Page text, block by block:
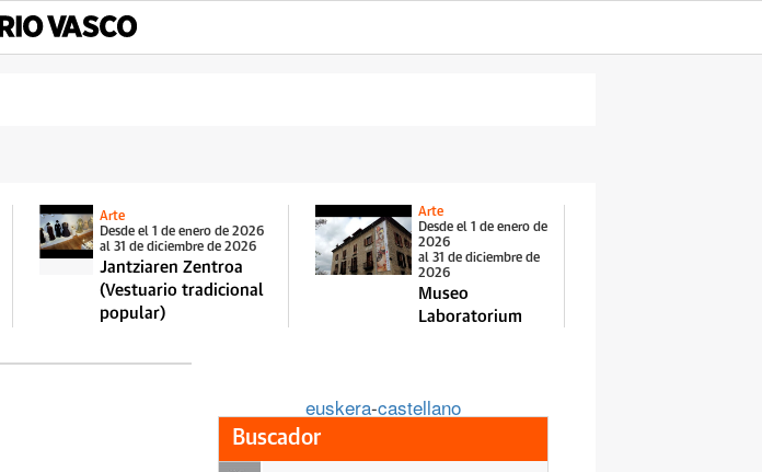
Arte
Desde el 1 de enero de 2026
al 31 de diciembre de 2026
Jantziaren Zentroa
(Vestuario tradicional
popular)
Arte
Desde el 1 de enero de
2026
al 31 de diciembre de
2026
Museo
Laboratorium
euskera-castellano
Buscador